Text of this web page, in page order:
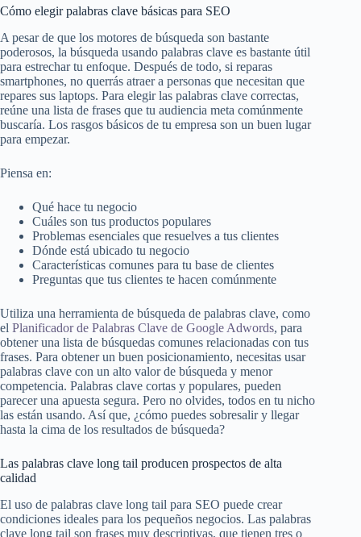
Cómo elegir palabras clave básicas para SEO
A pesar de que los motores de búsqueda son bastante
poderosos, la búsqueda usando palabras clave es bastante útil
para estrechar tu enfoque. Después de todo, si reparas
smartphones, no querrás atraer a personas que necesitan que
repares sus laptops. Para elegir las palabras clave correctas,
reúne una lista de frases que tu audiencia meta comúnmente
buscaría. Los rasgos básicos de tu empresa son un buen lugar
para empezar.
Piensa en:
Qué hace tu negocio
Cuáles son tus productos populares
Problemas esenciales que resuelves a tus clientes
Dónde está ubicado tu negocio
Características comunes para tu base de clientes
Preguntas que tus clientes te hacen comúnmente
Utiliza una herramienta de búsqueda de palabras clave, como
el Planificador de Palabras Clave de Google Adwords, para
obtener una lista de búsquedas comunes relacionadas con tus
frases. Para obtener un buen posicionamiento, necesitas usar
palabras clave con un alto valor de búsqueda y menor
competencia. Palabras clave cortas y populares, pueden
parecer una apuesta segura. Pero no olvides, todos en tu nicho
las están usando. Así que, ¿cómo puedes sobresalir y llegar
hasta la cima de los resultados de búsqueda?
Las palabras clave long tail producen prospectos de alta
calidad
El uso de palabras clave long tail para SEO puede crear
condiciones ideales para los pequeños negocios. Las palabras
clave long tail son frases muy descriptivas, que tienen tres o